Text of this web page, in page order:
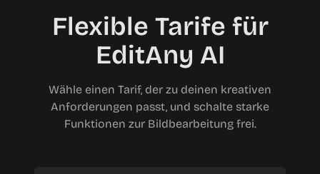
Flexible Tarife für
EditAny AI
Wähle einen Tarif, der zu deinen kreativen
Anforderungen passt, und schalte starke
Funktionen zur Bildbearbeitung frei.